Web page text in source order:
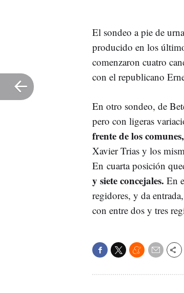
El sondeo a pie de
producido en los
comenzaron cuatro
con el republicano
En otro sondeo, de
pero con ligeras
frente de los
Xavier Trias y los
En cuarta posición
y siete concejales. En
regidores, y da
con entre dos y tres